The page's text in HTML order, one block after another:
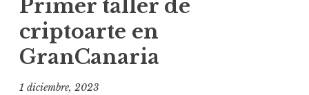
Primer taller de
criptoarte en
GranCanaria
1 diciembre, 2023